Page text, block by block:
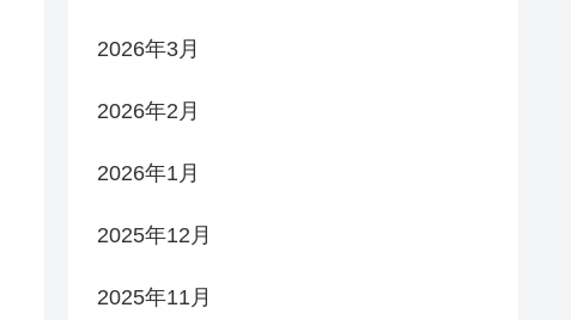
2026年3月
2026年2月
2026年1月
2025年12月
2025年11月